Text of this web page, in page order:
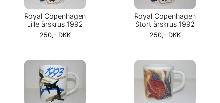
Royal Copenhagen
Lille årskrus 1992
250,- DKK
Royal Copenhagen
Stort årskrus 1992
250,- DKK